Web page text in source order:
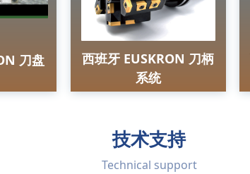
刀盘
西班牙 EUSKRON 刀柄
系统
技术支持
Technical support